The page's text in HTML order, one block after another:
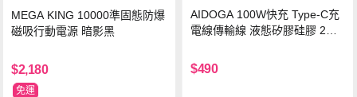
MEGA KING 10000準固態防爆
磁吸行動電源 暗影黑
$2,180
免運
AIDOGA 100W快充 Type-C充
電線傳輸線 液態矽膠硅膠 2M
$490